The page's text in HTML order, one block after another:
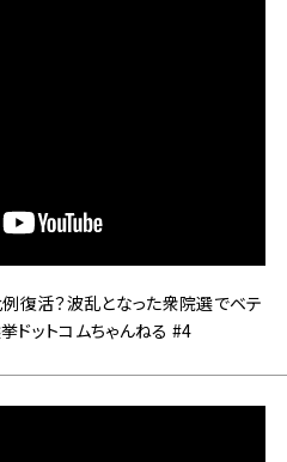
復活？波乱となった衆院選でベテ
ドットコムちゃんねる #4